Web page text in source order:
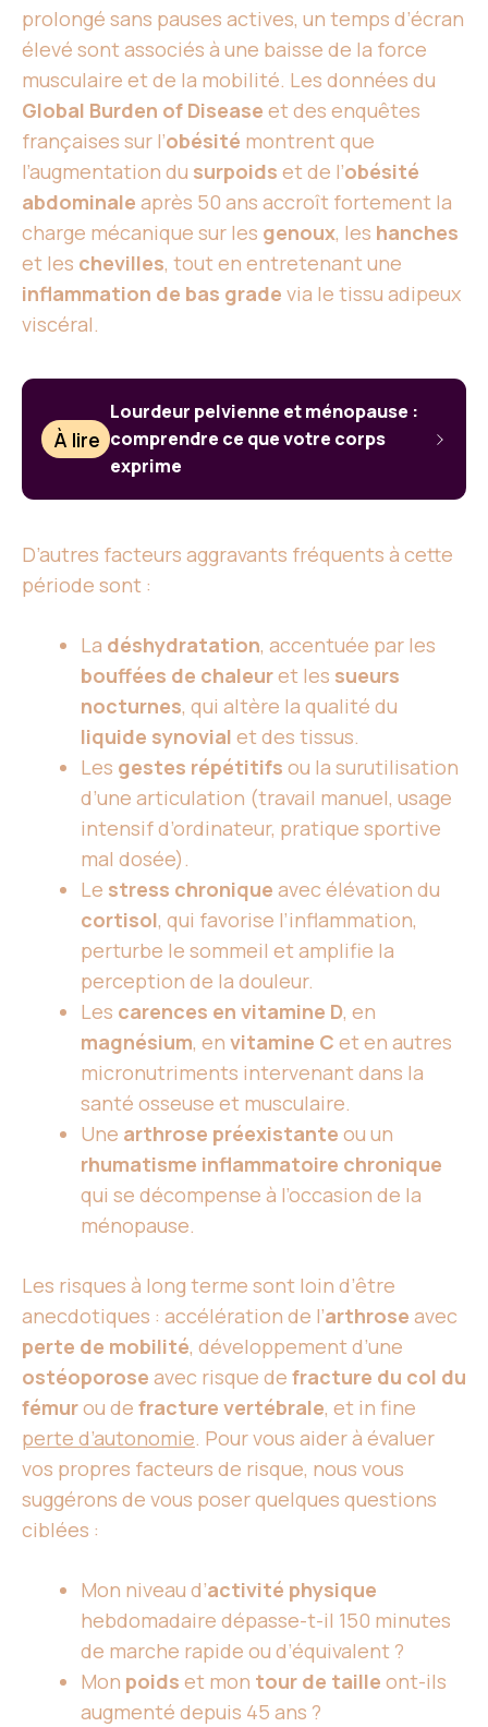
prolongé sans pauses actives, un temps d’écran
élevé sont associés à une baisse de la force
musculaire et de la mobilité. Les données du
Global Burden of Disease et des enquêtes
françaises sur l’obésité montrent que
l’augmentation du surpoids et de l’obésité
abdominale après 50 ans accroît fortement la
charge mécanique sur les genoux, les hanches
et les chevilles, tout en entretenant une
inflammation de bas grade via le tissu adipeux
viscéral.
À lire
Lourdeur pelvienne et ménopause :
comprendre ce que votre corps
exprime
D’autres facteurs aggravants fréquents à cette
période sont :
La déshydratation, accentuée par les
bouffées de chaleuret les sueurs
nocturnes, qui altère la qualité du
liquide synovial et des tissus.
Les gestes répétitifs ou la surutilisation
d’une articulation (travail manuel, usage
intensif d’ordinateur, pratique sportive
mal dosée).
Le stress chronique avec élévation du
cortisol, qui favorise l’inflammation,
perturbe le sommeil et amplifie la
perception de la douleur.
Les carences en vitamine D, en
magnésium, en vitamine C et en autres
micronutriments intervenant dans la
santé osseuse et musculaire.
Une arthrose préexistante ou un
rhumatisme inflammatoire chronique
qui se décompense à l’occasion de la
ménopause.
Les risques à long terme sont loin d’être
anecdotiques : accélération de l’arthrose avec
perte de mobilité, développement d’une
ostéoporose avec risque de fracture du col du
fémurou de fracture vertébrale, et in fine
perte d’autonomie. Pour vous aider à évaluer
vos propres facteurs de risque, nous vous
suggérons de vous poser quelques questions
ciblées :
Mon niveau d’activité physique
hebdomadaire dépasse-t-il 150 minutes
de marche rapide ou d’équivalent ?
Mon poids et mon tour de taille ont-ils
augmenté depuis 45 ans ?